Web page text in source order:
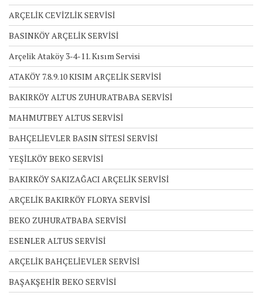
ARÇELİK CEVİZLİK SERVİSİ
BASINKÖY ARÇELİK SERVİSİ
Arçelik Ataköy 3-4-11. Kısım Servisi
ATAKÖY 7.8.9.10 KISIM ARÇELİK SERVİSİ
BAKIRKÖY ALTUS ZUHURATBABA SERVİSİ
MAHMUTBEY ALTUS SERVİSİ
BAHÇELİEVLER BASIN SİTESİ SERVİSİ
YEŞİLKÖY BEKO SERVİSİ
BAKIRKÖY SAKIZAĞACI ARÇELİK SERVİSİ
ARÇELİK BAKIRKÖY FLORYA SERVİSİ
BEKO ZUHURATBABA SERVİSİ
ESENLER ALTUS SERVİSİ
ARÇELİK BAHÇELİEVLER SERVİSİ
BAŞAKŞEHİR BEKO SERVİSİ